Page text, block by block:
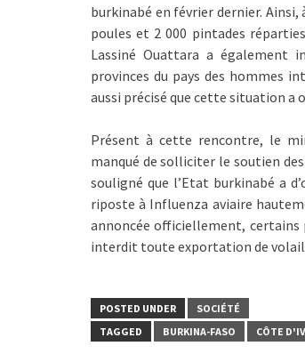
burkinabé en février dernier.
poules et 2 000 pintades
Lassiné Ouattara a également
provinces du pays des hommes
aussi précisé que cette situation a
Présent à cette rencontre, le
manqué de solliciter le soutien
souligné que l’Etat burkinabé a
riposte à Influenza aviaire
annoncée officiellement, certains
interdit toute exportation de
POSTED UNDER
SOCIÉTÉ
TAGGED
BURKINA-FASO CÔTE